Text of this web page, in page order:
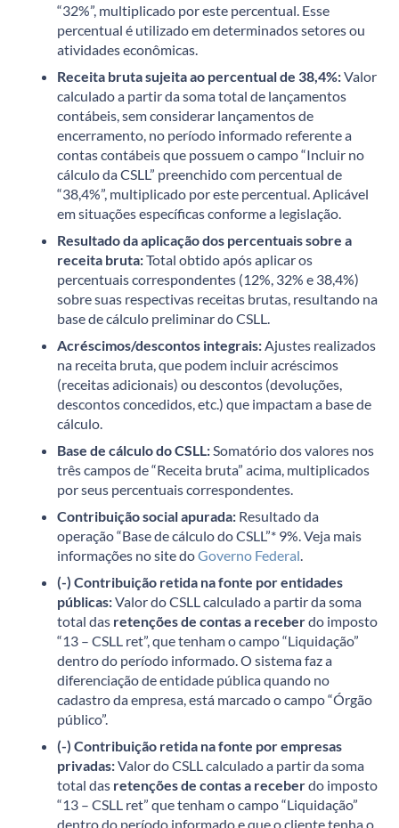
“32%”, multiplicado por este percentual. Esse
percentual é utilizado em determinados setores ou
atividades econômicas.
Receita bruta sujeita ao percentual de 38,4%:Valor
calculado a partir da soma total de lançamentos
contábeis, sem considerar lançamentos de
encerramento, no período informado referente a
contas contábeis que possuem o campo “Incluir no
cálculo da CSLL” preenchido com percentual de
“38,4%”, multiplicado por este percentual. Aplicável
em situações específicas conforme a legislação.
Resultado da aplicação dos percentuais sobre a
receita bruta:Total obtido após aplicar os
percentuais correspondentes (12%, 32% e 38,4%)
sobre suas respectivas receitas brutas, resultando na
base de cálculo preliminar do CSLL.
Acréscimos/descontos integrais:Ajustes realizados
na receita bruta, que podem incluir acréscimos
(receitas adicionais) ou descontos (devoluções,
descontos concedidos, etc.) que impactam a base de
cálculo.
Base de cálculo do CSLL:Somatório dos valores nos
três campos de “Receita bruta” acima, multiplicados
por seus percentuais correspondentes.
Contribuição social apurada: Resultado da
operação “Base de cálculo do CSLL”* 9%. Veja mais
informações no site doGoverno Federal.
(-) Contribuição retida na fonte por entidades
públicas:Valor do CSLL calculado a partir da soma
total das retenções de contas a receberdo imposto
“13 – CSLL ret”, que tenham o campo “Liquidação”
dentro do período informado. O sistema faz a
diferenciação de entidade pública quando no
cadastro da empresa, está marcado o campo “Órgão
público”.
(-) Contribuição retida na fonte por empresas
privadas:Valor do CSLL calculado a partir da soma
total das retenções de contas a receberdo imposto
“13 – CSLL ret” que tenham o campo “Liquidação”
dentro do período informado e que o cliente tenha o